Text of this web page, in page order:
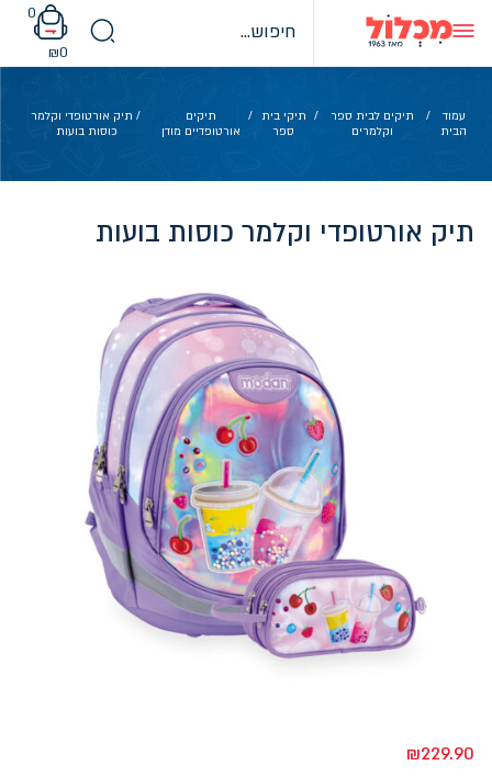
content
0
₪0
עמוד
הבית
/
תיקים לבית ספר
וקלמרים
/ תיקי בית
ספר
/
תיקים
אורטופדיים מודן
/ תיק אורטופדי וקלמר
כוסות בועות
תיק אורטופדי וקלמר כוסות בועות
₪229.90